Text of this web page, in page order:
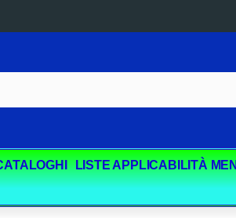
LISTE APPLICABILITÀ